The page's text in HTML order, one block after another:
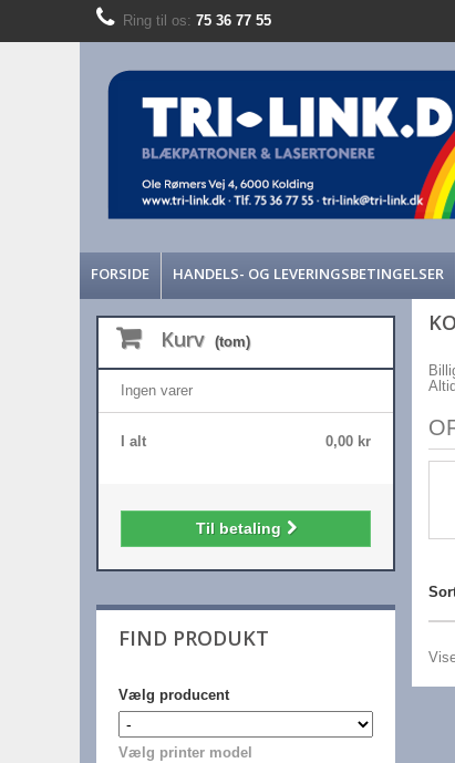
Ring til os: 75 36 77 55
FORSIDE HANDELS- OG LEVERINGSBETINGELSER
Kurv (tom)
Ingen varer
0,00 kr
I alt
Til betaling
FIND PRODUKT
Vælg producent
Vælg printer model